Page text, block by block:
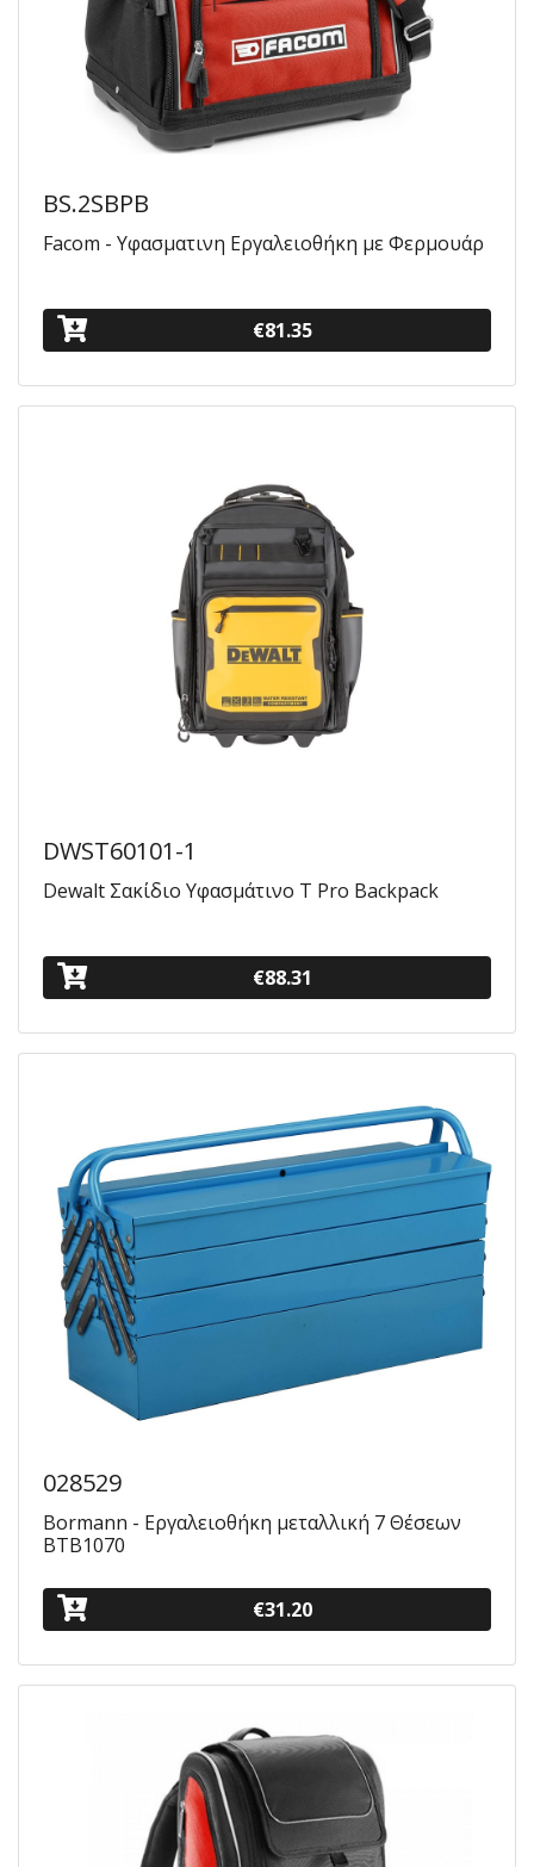
BS.2SBPB
Facom - Υφασματινη Εργαλειοθήκη με Φερμουάρ
€81.35
DWST60101-1
Dewalt Σακίδιο Υφασμάτινο T Pro Backpack
€88.31
028529
Bormann - Εργαλειοθήκη μεταλλική 7 Θέσεων
BTB1070
€31.20